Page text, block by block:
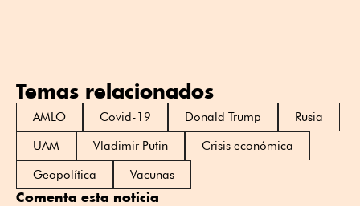
Temas relacionados
AMLO Covid-19 Donald Trump
Rusia
UAM
Vladimir Putin
Crisis económica
Geopolítica
Vacunas
Comenta esta noticia